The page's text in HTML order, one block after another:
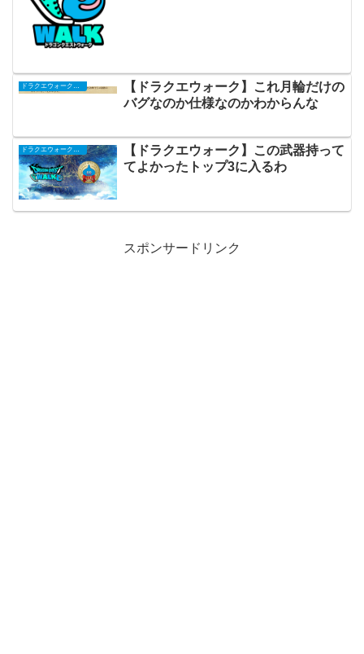
ドラクエウォークまとめ
【ドラクエウォーク】これ月輪だけの
バグなのか仕様なのかわからんな
【ドラクエウォーク】この武器持って
てよかったトップ3に入るわ
スポンサードリンク